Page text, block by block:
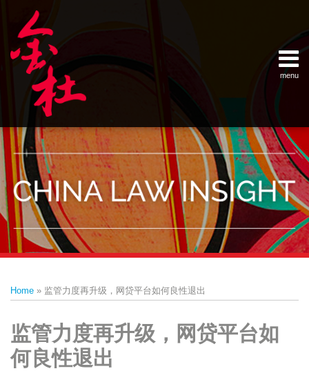
content
menu
Home
- 关于
金杜
Services
- 专业领
域
Contact
- 联系
我们
English
Example Link
China Banking Regulatory
China Insurance Regulatory
China Securities Regulatory
General Administration of Customs
Ministry of Commerce
National Development and Reform
Pacific Rim Advisory Council
State Administration for Industry &
State Administration of Foreign
Supreme People’s Court
World Law Group
RSS
LinkedIn
Weibo
Home » 监管力度再升级，网贷平台如何良性退出
监管力度再升级，网贷平台如
何良性退出
this
post
this
post
this
post
this
post
on
LinkedIn